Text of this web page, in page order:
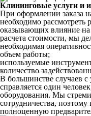
Клининговые услуги и
При оформлении заказа
необходимо
оказывающих влияние на
расчета стоимости, мы
необходимая
объем работы;
используемые
количество
В большинстве случаев
справляется один
оборудования. Мы
сотрудничества,
полноценную